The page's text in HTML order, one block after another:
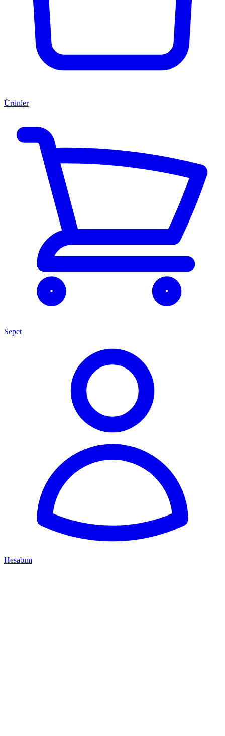
Ürünler
Sepet
Hesabım